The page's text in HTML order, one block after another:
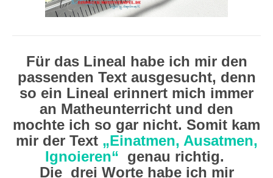
Für das Lineal habe ich mir den
passenden Text ausgesucht, denn
so ein Lineal erinnert mich immer
an Matheunterricht und den
mochte ich so gar nicht. Somit kam
mir der Text „Einatmen, Ausatmen,
Ignoieren“ genau richtig.
Die drei Worte habe ich mir